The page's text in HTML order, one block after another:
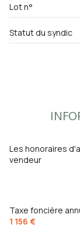
Lot n°
Statut du syndic
Les honoraires
vendeur
Taxe foncière
1 156 €